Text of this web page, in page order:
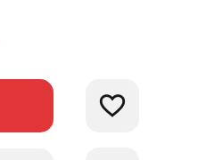
Добавить в